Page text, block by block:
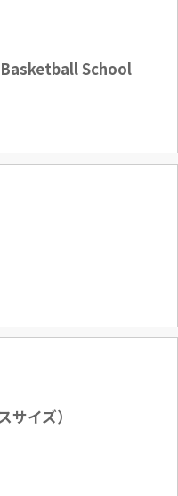
School
イズ）